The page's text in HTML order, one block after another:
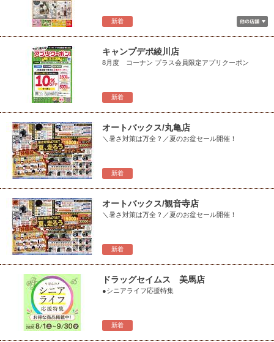
新着
新着
キャンプデポ綾川店
8月度 コーナン プラス会員限定アプリクーポン
新着
オートバックス/丸亀店
＼暑さ対策は万全？／夏のお盆セール開催！
新着
オートバックス/観音寺店
＼暑さ対策は万全？／夏のお盆セール開催！
新着
ドラッグセイムス 美馬店
●シニアライフ応援特集